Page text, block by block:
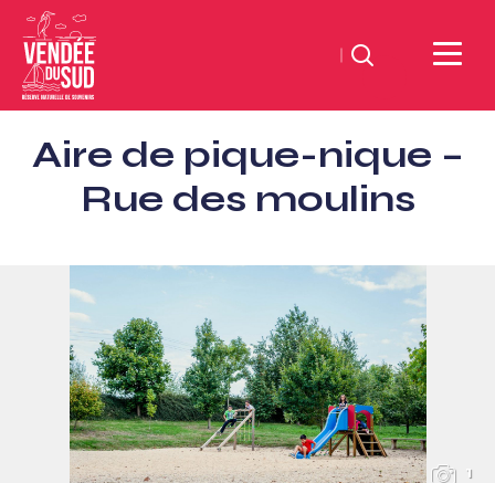
Sud
Vendée
TourismusSüd
Suchen
Aire de pique-nique –
Rue des moulins
1